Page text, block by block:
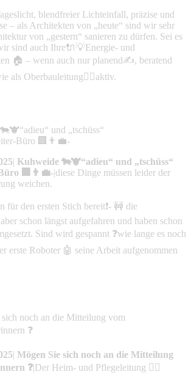
blendfreier Lichteinfall, präzise und
– als Architekten von „heute“ sind wir sehr
von „gestern“ sanieren zu dürfen. Sei es
sind auch Ihre🔌💡Energie- und
🏠 – wenn auch nur planend✍️, beratend
als Oberbauleitung👷‍♂️aktiv.
| Kuhweide 🐄🐮“adieu“ und „tschüss“
🏢👨‍💼-|diese Dinge müssen leider der
weichen.
für den ersten Stich bereit❗- 🚧 die
schon längst aufgefahren und haben schon
Sind wird gespannt ❓wie lange es noch
erste Roboter 🤖 seine Arbeit aufgenommen
| Mögen Sie sich noch an die Mitteilung
❓|Der Heim- und Pflegeleitung 👩‍⚕️